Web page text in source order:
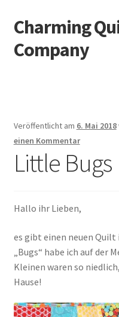
Zur
Navigation
springen
Zum
Inhalt
springen
Charming
Company
Blog
Datenschutzbelehrung
Datenschutzerklärung
Impressum
Impressum
Veröffentlicht am 6. Mai 2018
einen Kommentar
Little Bugs
Hallo ihr Lieben,
es gibt einen neuen Quilt
„Bugs“ habe ich auf der
Kleinen waren so
Hause!